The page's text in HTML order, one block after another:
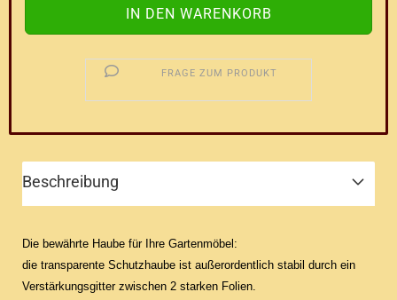
FRAGE ZUM PRODUKT
Beschreibung
Die bewährte Haube für Ihre Gartenmöbel:
die transparente Schutzhaube ist außerordentlich stabil durch ein
Verstärkungsgitter zwischen 2 starken Folien.